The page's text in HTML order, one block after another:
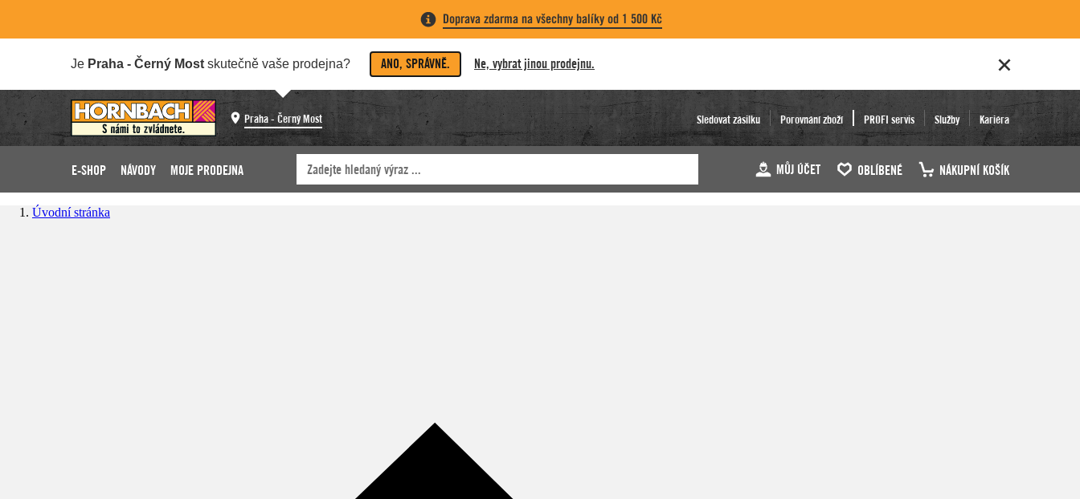
Doprava zdarma na všechny balíky od 1 500 Kč
Je Praha - Černý Most skutečně vaše prodejna? ANO, SPRÁVNĚ. Ne, vybrat jinou prodejnu.
Praha - Černý Most Sledovat zásilku Porovnání zboží PROFI servis Služby Kariéra
E-SHOP NÁVODY MOJE PRODEJNA MŮJ ÚČET OBLÍBENÉ NÁKUPNÍ KOŠÍK
Úvodní stránka